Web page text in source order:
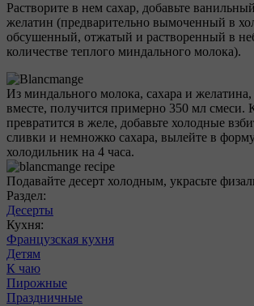
Растворите в нем сахар, добавьте
желатин (предварительно вымоченный в
обсушенный, отжатый и растворенный в
количестве теплого миндального молока).
Из миндального молока, сахара и
вместе, получится примерно 350 мл смеси.
превратится в желе, добавьте холодные
сливки и немножко сахара, вылейте в
холодильник на 4 часа.
Подавайте десерт холодным, украсьте
Раздел:
Десерты
Кухня:
Французская кухня
Детям
К чаю
Пирожные
Праздничные